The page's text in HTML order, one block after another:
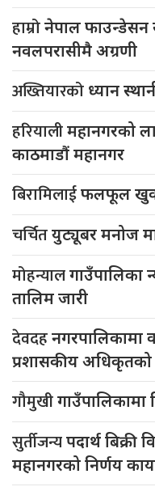
हाम्रोनेपाल फाउन्डेसन
नवलपरासीमै अग्रणी
अख्तियारको ध्यान
हरियालीमहानगरको
काठमाडौं महानगर
बिरामिलाईफलफूल
चर्चितयुट्यूबर मनोज
मोहन्यालगाउँपालिका
तालिम जारी
देवदहनगरपालिकामा
प्रशासकीय अधिकृतको
गौमुखीगाउँपालिकामा
सुर्तीजन्यपदार्थ
महानगरको निर्णय